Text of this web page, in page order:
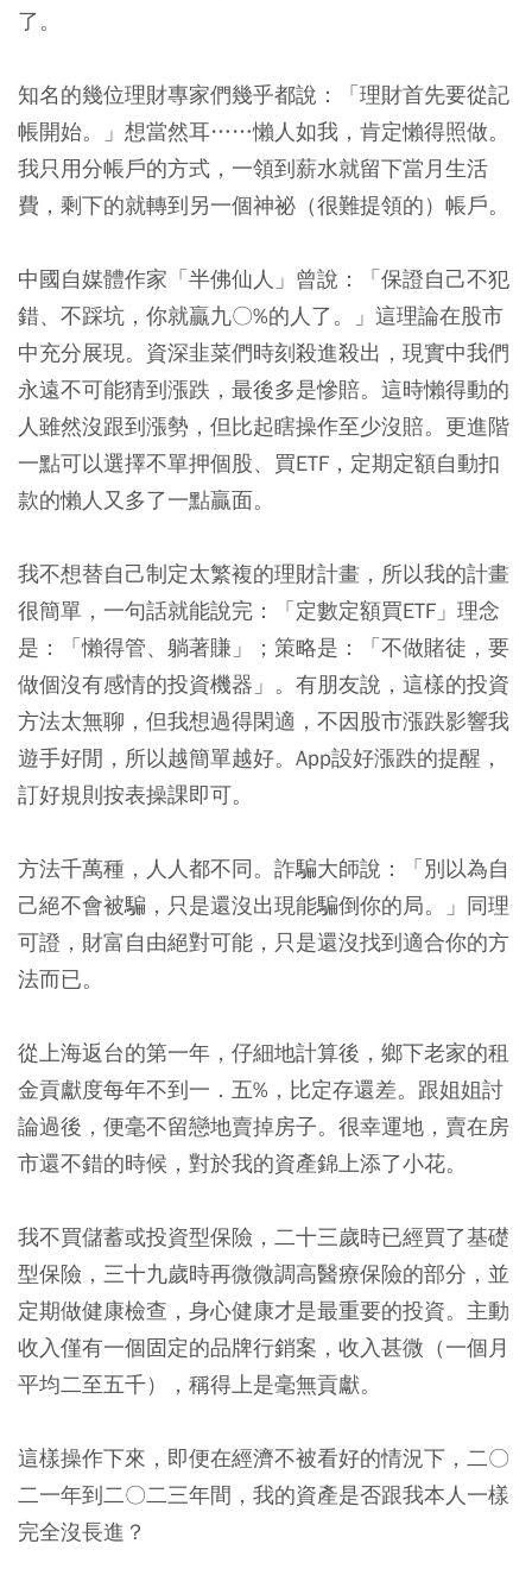
了。
知名的幾位理財專家們幾乎都說：「理財首先要從記
帳開始。」想當然耳……懶人如我，肯定懶得照做。
我只用分帳戶的方式，一領到薪水就留下當月生活
費，剩下的就轉到另一個神祕（很難提領的）帳戶。
中國自媒體作家「半佛仙人」曾說：「保證自己不犯
錯、不踩坑，你就贏九〇%的人了。」這理論在股市
中充分展現。資深韭菜們時刻殺進殺出，現實中我們
永遠不可能猜到漲跌，最後多是慘賠。這時懶得動的
人雖然沒跟到漲勢，但比起瞎操作至少沒賠。更進階
一點可以選擇不單押個股、買ETF，定期定額自動扣
款的懶人又多了一點贏面。
我不想替自己制定太繁複的理財計畫，所以我的計畫
很簡單，一句話就能說完：「定數定額買ETF 」理念
是：「懶得管、躺著賺 」；策略是：「不做賭徒，要
做個沒有感情的投資機器 」。有朋友說，這樣的投資
方法太無聊，但我想過得閑適，不因股市漲跌影響我
遊手好閒，所以越簡單越好。App設好漲跌的提醒，
訂好規則按表操課即可。
方法千萬種，人人都不同。詐騙大師說：「別以為自
己絕不會被騙，只是還沒出現能騙倒你的局。」同理
可證，財富自由絕對可能，只是還沒找到適合你的方
法而已。
從上海返台的第一年，仔細地計算後，鄉下老家的租
金貢獻度每年不到一．五%，比定存還差。跟姐姐討
論過後，便毫不留戀地賣掉房子。很幸運地，賣在房
市還不錯的時候，對於我的資產錦上添了小花。
我不買儲蓄或投資型保險，二十三歲時已經買了基礎
型保險，三十九歲時再微微調高醫療保險的部分，並
定期做健康檢查，身心健康才是最重要的投資。主動
收入僅有一個固定的品牌行銷案，收入甚微（一個月
平均二至五千），稱得上是毫無貢獻。
這樣操作下來，即便在經濟不被看好的情況下，二〇
二一年到二〇二三年間，我的資產是否跟我本人一樣
完全沒長進？